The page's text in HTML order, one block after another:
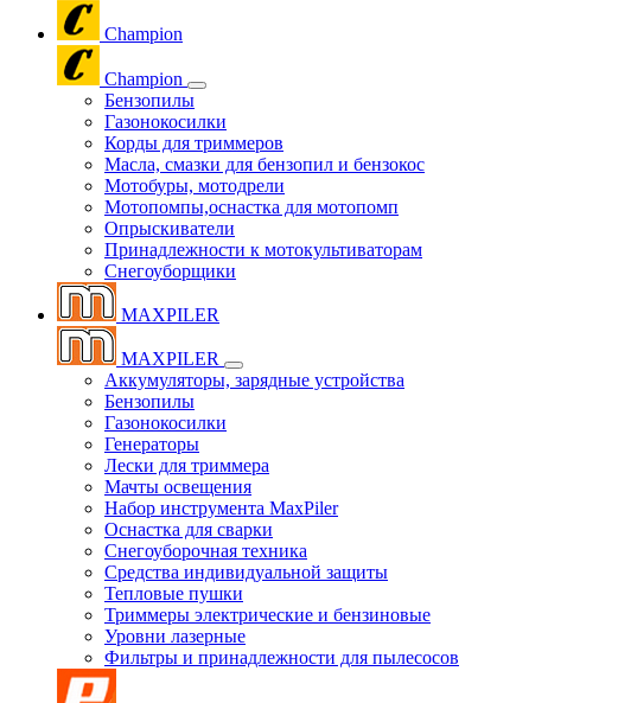
Champion
Champion
Бензопилы
Газонокосилки
Корды для триммеров
Масла, смазки для бензопил и бензокос
Мотобуры, мотодрели
Мотопомпы,оснастка для мотопомп
Опрыскиватели
Принадлежности к мотокультиваторам
Снегоуборщики
MAXPILER
MAXPILER
Аккумуляторы, зарядные устройства
Бензопилы
Газонокосилки
Генераторы
Лески для триммера
Мачты освещения
Набор инструмента MaxPiler
Оснастка для сварки
Снегоуборочная техника
Средства индивидуальной защиты
Тепловые пушки
Триммеры электрические и бензиновые
Уровни лазерные
Фильтры и принадлежности для пылесосов